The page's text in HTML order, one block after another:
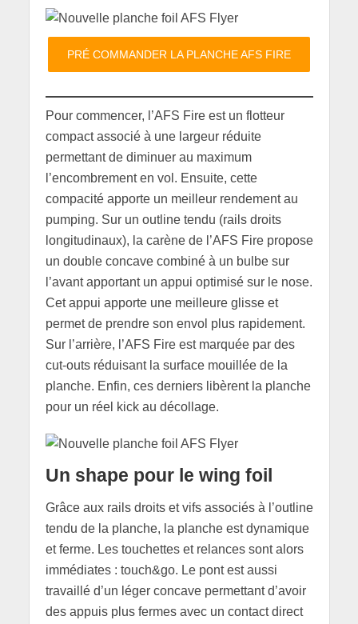
PRÉ COMMANDER LA PLANCHE AFS FIRE
Pour commencer, l’AFS Fire est un flotteur
compact associé à une largeur réduite
permettant de diminuer au maximum
l’encombrement en vol. Ensuite, cette
compacité apporte un meilleur rendement au
pumping. Sur un outline tendu (rails droits
longitudinaux), la carène de l’AFS Fire propose
un double concave combiné à un bulbe sur
l’avant apportant un appui optimisé sur le nose.
Cet appui apporte une meilleure glisse et
permet de prendre son envol plus rapidement.
Sur l’arrière, l’AFS Fire est marquée par des
cut-outs réduisant la surface mouillée de la
planche. Enfin, ces derniers libèrent la planche
pour un réel kick au décollage.
Un shape pour le wing foil
Grâce aux rails droits et vifs associés à l’outline
tendu de la planche, la planche est dynamique
et ferme. Les touchettes et relances sont alors
immédiates : touch&go. Le pont est aussi
travaillé d’un léger concave permettant d’avoir
des appuis plus fermes avec un contact direct